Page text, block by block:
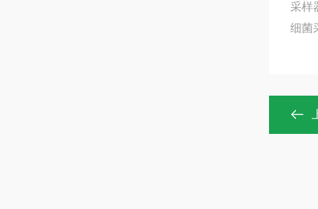
采样
细菌